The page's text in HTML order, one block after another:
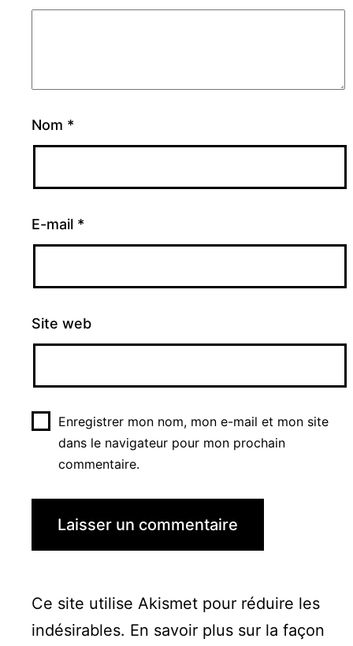
Nom *
E-mail *
Site web
Enregistrer mon nom, mon e-mail et mon site
dans le navigateur pour mon prochain
commentaire.
Ce site utilise Akismet pour réduire les
indésirables. En savoir plus sur la façon